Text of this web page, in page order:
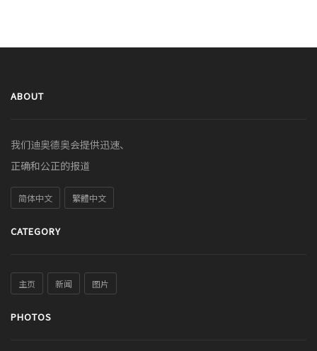
ABOUT
我们迪奥德奥会提供迅速、
正确和公正的报道
简体中文 繁體中文
CATEGORY
主页 新闻 图片
PHOTOS